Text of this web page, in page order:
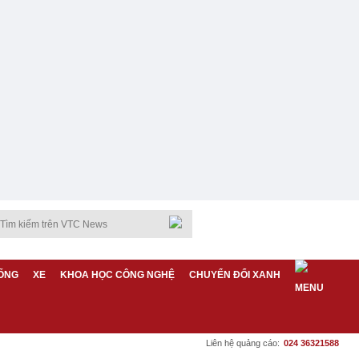
XE KHOA HỌC CÔNG NGHỆ CHUYỂN ĐỔI XANH
Liên hệ quảng cáo: 024 36321588